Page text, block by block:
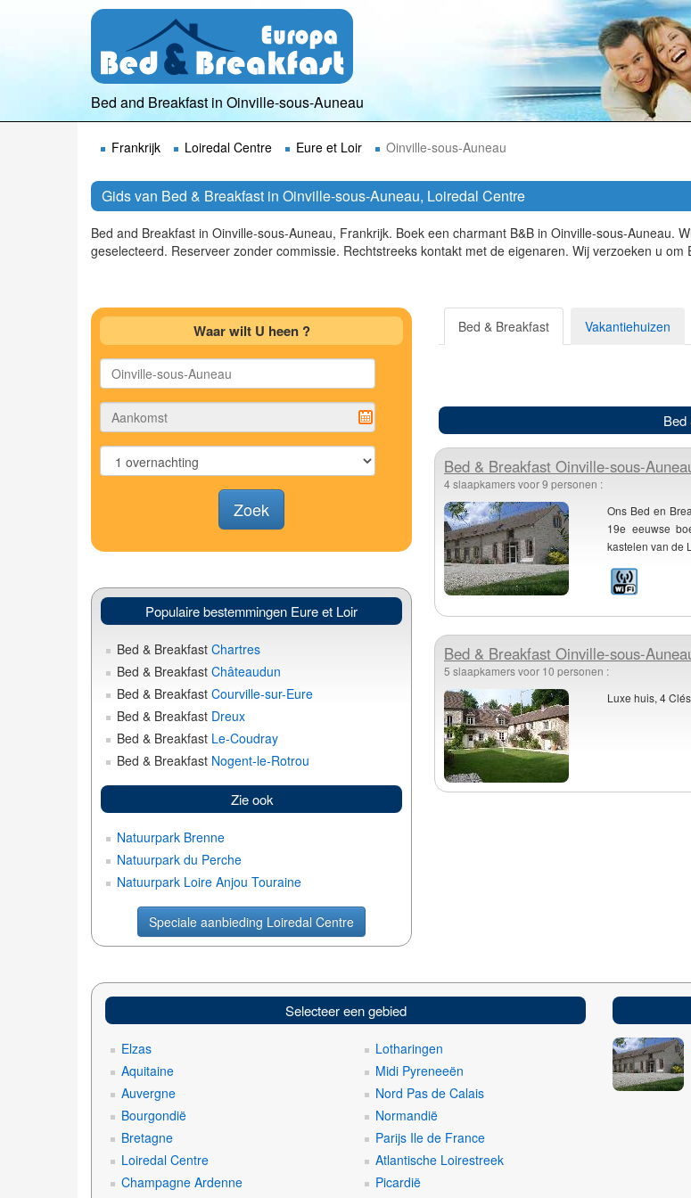
Bed and Breakfast in Oinville-sous-Auneau
Frankrijk Loiredal Centre Eure et Loir Oinville-sous-Auneau
Gids van Bed & Breakfast in Oinville-sous-Auneau, Loiredal Centre
Bed and Breakfast in Oinville-sous-Auneau, Frankrijk. Boek een charmant B&B in Oinville-sous-Auneau.
geselecteerd. Reserveer zonder commissie. Rechtstreeks kontakt met de eigenaren. Wij verzoeken u
Waar wilt U heen ?
Zoek
Populaire bestemmingen Eure et Loir
Bed & Breakfast Chartres
Bed & Breakfast Châteaudun
Bed & Breakfast Courville-sur-Eure
Bed & Breakfast Dreux
Bed & Breakfast Le-Coudray
Bed & Breakfast Nogent-le-Rotrou
Zie ook
Natuurpark Brenne
Natuurpark du Perche
Natuurpark Loire Anjou Touraine
Speciale aanbieding Loiredal Centre
Bed & Breakfast Vakantiehuizen
Bed
Bed & Breakfast Oinville-sous-
4 slaapkamers voor 9 personen :
Ons Bed en
19e eeuwse
kastelen van de
Bed & Breakfast Oinville-sous-
5 slaapkamers voor 10 personen :
Luxe huis, 4
Selecteer een gebied
Elzas
Aquitaine
Auvergne
Bourgondië
Bretagne
Loiredal Centre
Champagne Ardenne
Lotharingen
Midi Pyreneeën
Nord Pas de Calais
Normandië
Parijs Ile de France
Atlantische Loirestreek
Picardië